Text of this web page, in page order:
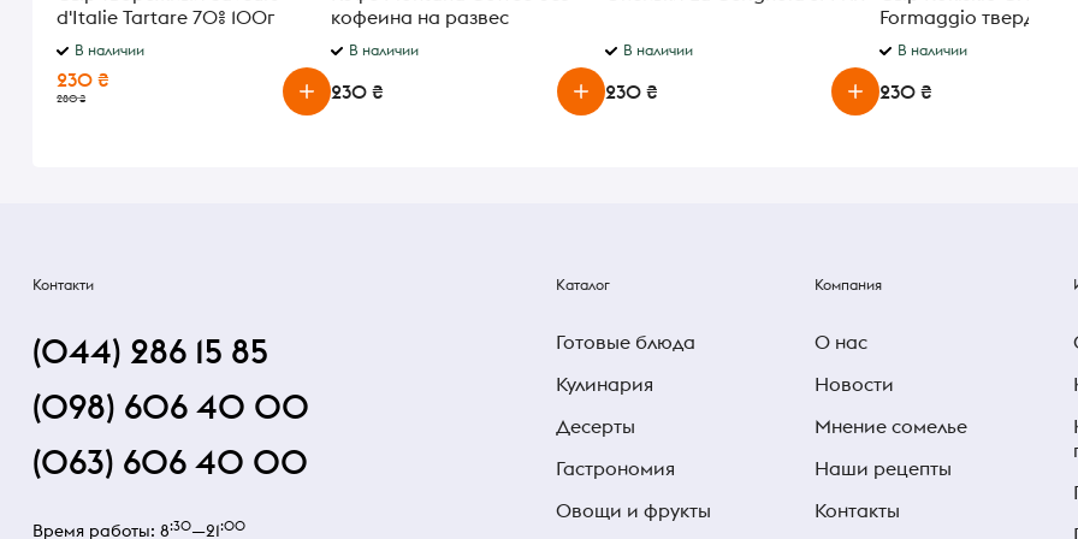
d'Italie Tartare 70% 100г
В наличии
230 ₴
280 ₴
кофеина на развес
В наличии
230 ₴
В наличии
230 ₴
Formaggio твердый
выдержка 12 месяцев
В наличии
230 ₴
Контакти
(044) 286 15 85
(098) 606 40 00
(063) 606 40 00
Время работы: 8:30—21:00
Каталог
Готовые блюда
Кулинария
Десерты
Гастрономия
Овощи и фрукты
Компания
О нас
Новости
Мнение сомелье
Наши рецепты
Контакты